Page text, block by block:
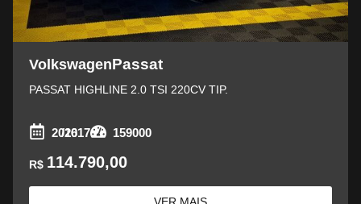
VolkswagenPassat
PASSAT HIGHLINE 2.0 TSI 220CV TIP.
2016
/2017 159000
R$114.790,00